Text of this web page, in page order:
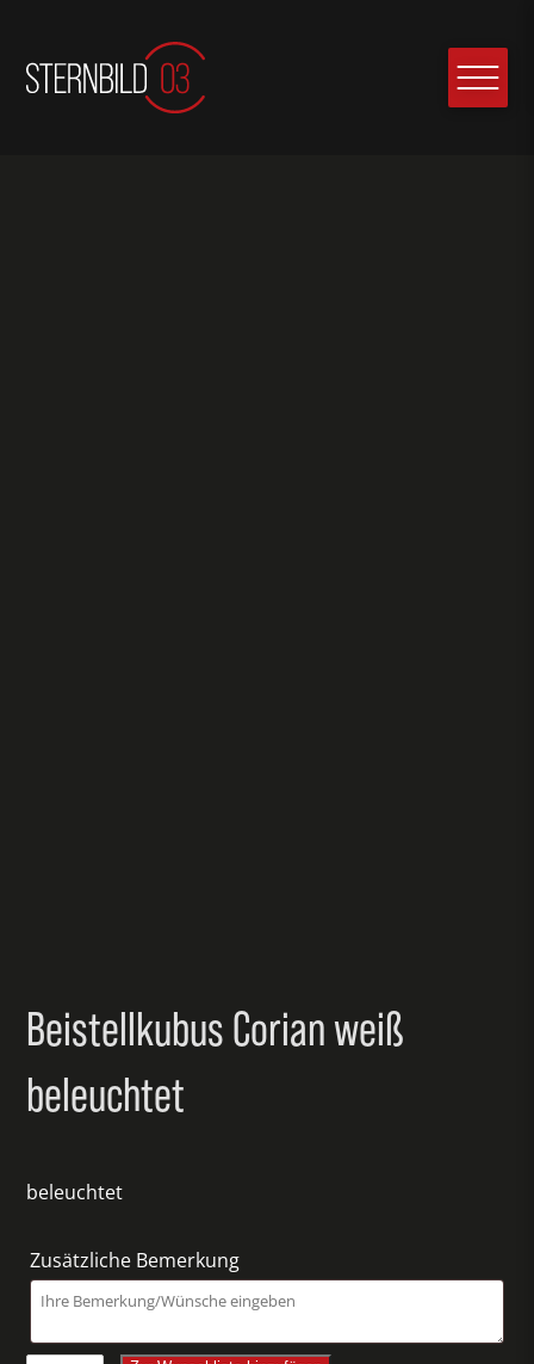
Beistellkubus Corian weiß
beleuchtet
beleuchtet
Zusätzliche Bemerkung